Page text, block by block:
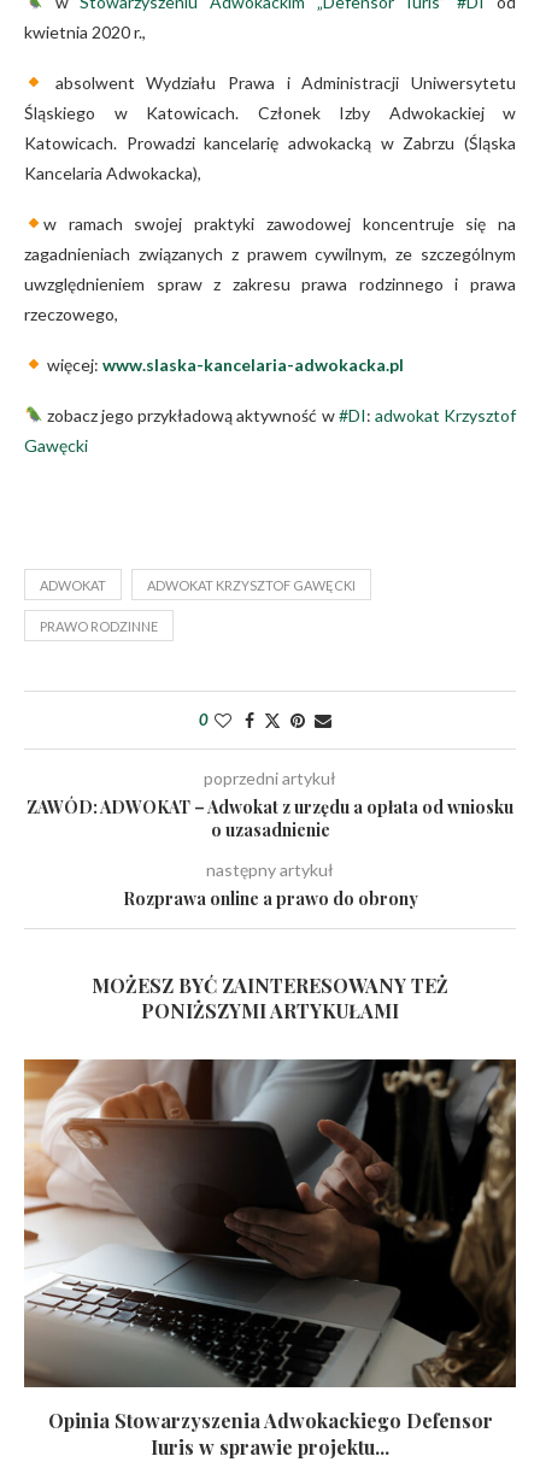
kwietnia 2020 r.,
absolwent Wydziału Prawa i Administracji Uniwersytetu
Śląskiego w Katowicach. Członek Izby Adwokackiej w
Katowicach. Prowadzi kancelarię adwokacką w Zabrzu (Śląska
Kancelaria Adwokacka),
w ramach swojej praktyki zawodowej koncentruje się na
zagadnieniach związanych z prawem cywilnym, ze szczególnym
uwzględnieniem spraw z zakresu prawa rodzinnego i prawa
rzeczowego,
więcej: www.slaska-kancelaria-adwokacka.pl
zobacz jego przykładową aktywność w#DI: adwokat Krzysztof
Gawęcki
ADWOKAT ADWOKAT KRZYSZTOF GAWĘCKI
PRAWO RODZINNE
0
poprzedni artykuł
ZAWÓD: ADWOKAT – Adwokat z urzędu a opłata od wniosku
o uzasadnienie
następny artykuł
Rozprawa online a prawo do obrony
MOŻESZ BYĆ ZAINTERESOWANY TEŻ
PONIŻSZYMI ARTYKUŁAMI
Opinia Stowarzyszenia Adwokackiego Defensor
Iuris w sprawie projektu...